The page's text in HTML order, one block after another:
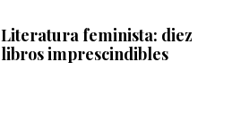
Literatura feminista: diez
libros imprescindibles